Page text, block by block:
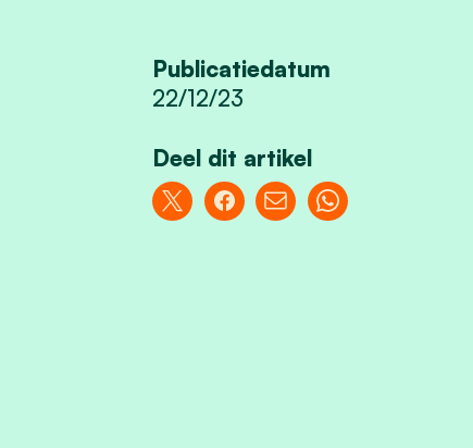
Publicatiedatum
22/12/23
Deel dit artikel